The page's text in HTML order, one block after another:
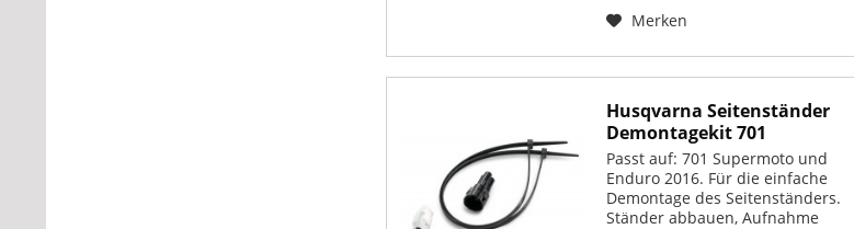
Merken
Husqvarna Seitenständer
Demontagekit 701
Passt auf: 701 Supermoto und
Enduro 2016. Für die einfache
Demontage des Seitenständers.
Ständer abbauen, Aufnahme